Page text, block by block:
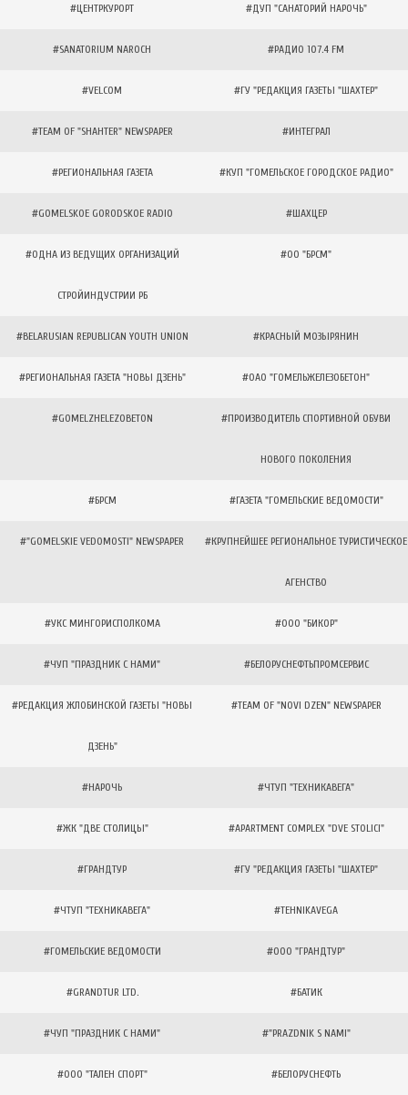
#ЦЕНТРКУРОРТ #ДУП "САНАТОРИЙ НАРОЧЬ"
#SANATORIUM NAROCH #РАДИО 107.4 FM
#VELCOM #ГУ "РЕДАКЦИЯ ГАЗЕТЫ "ШАХТЕР"
#TEAM OF "SHAHTER" NEWSPAPER #ИНТЕГРАЛ
#РЕГИОНАЛЬНАЯ ГАЗЕТА #КУП "ГОМЕЛЬСКОЕ ГОРОДСКОЕ РАДИО"
#GOMELSKOE GORODSKOE RADIO #ШАХЦЕР
#ОДНА ИЗ ВЕДУЩИХ ОРГАНИЗАЦИЙ
СТРОЙИНДУСТРИИ РБ
#ОО "БРСМ"
#BELARUSIAN REPUBLICAN YOUTH UNION #КРАСНЫЙ МОЗЫРЯНИН
#РЕГИОНАЛЬНАЯ ГАЗЕТА "НОВЫ ДЗЕНЬ" #ОАО "ГОМЕЛЬЖЕЛЕЗОБЕТОН"
#GOMELZHELEZOBETON #ПРОИЗВОДИТЕЛЬ СПОРТИВНОЙ ОБУВИ
НОВОГО ПОКОЛЕНИЯ
#БРСМ #ГАЗЕТА "ГОМЕЛЬСКИЕ ВЕДОМОСТИ"
#"GOMELSKIE VEDOMOSTI" NEWSPAPER #КРУПНЕЙШЕЕ РЕГИОНАЛЬНОЕ ТУРИСТИЧЕСКОЕ
АГЕНСТВО
#УКС МИНГОРИСПОЛКОМА #ООО "БИКОР"
#ЧУП "ПРАЗДНИК С НАМИ" #БЕЛОРУСНЕФТЬПРОМСЕРВИС
#РЕДАКЦИЯ ЖЛОБИНСКОЙ ГАЗЕТЫ "НОВЫ
ДЗЕНЬ"
#TEAM OF "NOVI DZEN" NEWSPAPER
#НАРОЧЬ #ЧТУП "ТЕХНИКАВЕГА"
#ЖК "ДВЕ СТОЛИЦЫ" #APARTMENT COMPLEX "DVE STOLICI"
#ГРАНДТУР #ГУ "РЕДАКЦИЯ ГАЗЕТЫ "ШАХТЕР"
#ЧТУП "ТЕХНИКАВЕГА" #TEHNIKAVEGA
#ГОМЕЛЬСКИЕ ВЕДОМОСТИ #ООО "ГРАНДТУР"
#GRANDTUR LTD. #БАТИК
#ЧУП "ПРАЗДНИК С НАМИ" #"PRAZDNIK S NAMI"
#ООО "ТАЛЕН СПОРТ" #БЕЛОРУСНЕФТЬ